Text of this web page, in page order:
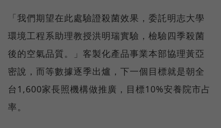
「我們期望在此處驗證殺菌效果，委託明志大學
環境工程系助理教授洪明瑞實驗，檢驗四季殺菌
後的空氣品質。」客製化產品事業本部協理黃亞
密說，而等數據逐季出爐，下一個目標就是朝全
台1,600家長照機構做推廣，目標10%安養院市占
率。